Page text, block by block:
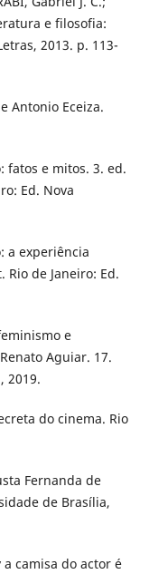
e filosofia:
2013. p. 113-
Antonio Eceiza.
fatos e mitos. 3. ed.
Ed. Nova
a experiência
de Janeiro: Ed.
e
Aguiar. 17.
2019.
do cinema. Rio
Fernanda de
de Brasília,
a camisa do actor é